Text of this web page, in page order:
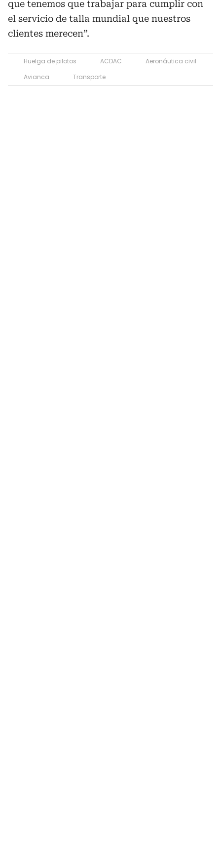
que tenemos que trabajar para cumplir con
el servicio de talla mundial que nuestros
clientes merecen”.
Huelga de pilotos ACDAC
Aeronáutica civil
Avianca
Transporte